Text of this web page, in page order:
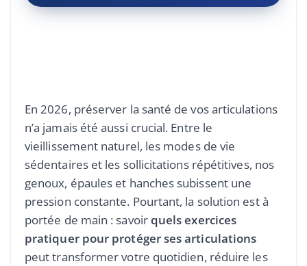
En 2026, préserver la santé de vos articulations
n’a jamais été aussi crucial. Entre le
vieillissement naturel, les modes de vie
sédentaires et les sollicitations répétitives, nos
genoux, épaules et hanches subissent une
pression constante. Pourtant, la solution est à
portée de main : savoirquels exercices
pratiquer pour protéger ses articulations
peut transformer votre quotidien, réduire les